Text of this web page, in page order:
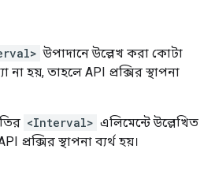
উপাদানে উল্লেখ করা কোটা
না হয়, তাহলে API প্রক্সির স্থাপনা
<Interval> এলিমেন্টে উল্লেখিত
প্রক্সির স্থাপনা ব্যর্থ হয়।